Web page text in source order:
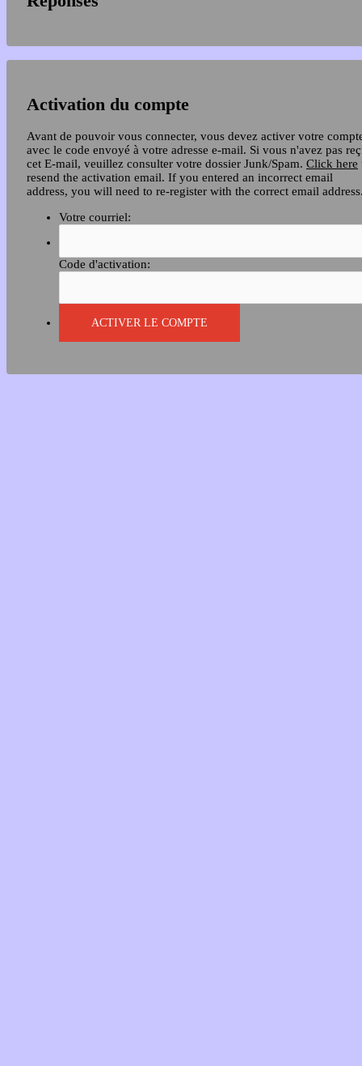
Activation du compte
Avant de pouvoir vous connecter, vous devez activer votre
avec le code envoyé à votre adresse e-mail. Si vous n'avez pas
cet E-mail, veuillez consulter votre dossier Junk/Spam. Click here
resend the activation email. If you entered an incorrect email
address, you will need to re-register with the correct email
Votre courriel:
Code d'activation: